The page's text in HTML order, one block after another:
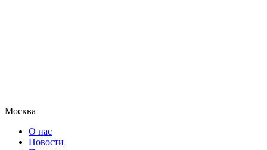
Москва
О нас
Новости